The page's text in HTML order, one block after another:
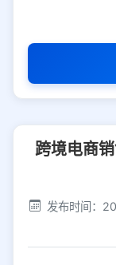
访问密码
社交
选择防红平台类型
平台设置
跨境电商
发布时间：